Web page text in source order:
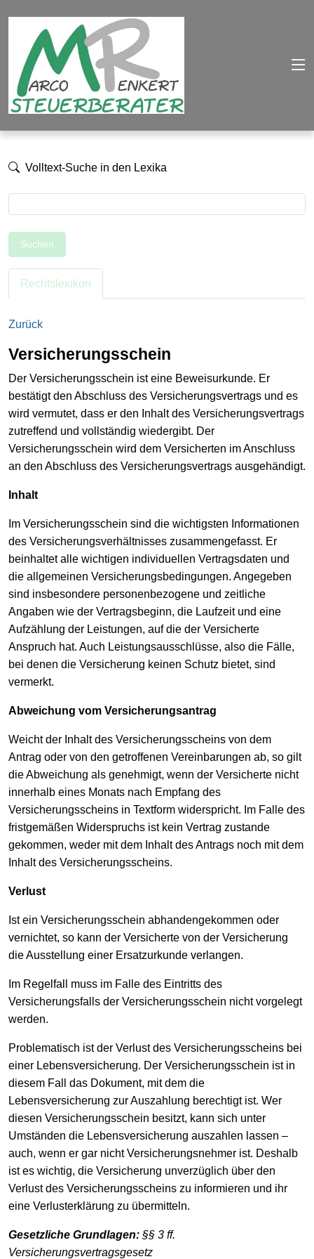
Volltext-Suche in den Lexika
Suchen
Rechtslexikon
Zurück
Versicherungsschein
Der Versicherungsschein ist eine Beweisurkunde. Er
bestätigt den Abschluss des Versicherungsvertrags und es
wird vermutet, dass er den Inhalt des Versicherungsvertrags
zutreffend und vollständig wiedergibt. Der
Versicherungsschein wird dem Versicherten im Anschluss
an den Abschluss des Versicherungsvertrags ausgehändigt.
Inhalt
Im Versicherungsschein sind die wichtigsten Informationen
des Versicherungsverhältnisses zusammengefasst. Er
beinhaltet alle wichtigen individuellen Vertragsdaten und
die allgemeinen Versicherungsbedingungen. Angegeben
sind insbesondere personenbezogene und zeitliche
Angaben wie der Vertragsbeginn, die Laufzeit und eine
Aufzählung der Leistungen, auf die der Versicherte
Anspruch hat. Auch Leistungsausschlüsse, also die Fälle,
bei denen die Versicherung keinen Schutz bietet, sind
vermerkt.
Abweichung vom Versicherungsantrag
Weicht der Inhalt des Versicherungsscheins von dem
Antrag oder von den getroffenen Vereinbarungen ab, so gilt
die Abweichung als genehmigt, wenn der Versicherte nicht
innerhalb eines Monats nach Empfang des
Versicherungsscheins in Textform widerspricht. Im Falle des
fristgemäßen Widerspruchs ist kein Vertrag zustande
gekommen, weder mit dem Inhalt des Antrags noch mit dem
Inhalt des Versicherungsscheins.
Verlust
Ist ein Versicherungsschein abhandengekommen oder
vernichtet, so kann der Versicherte von der Versicherung
die Ausstellung einer Ersatzurkunde verlangen.
Im Regelfall muss im Falle des Eintritts des
Versicherungsfalls der Versicherungsschein nicht vorgelegt
werden.
Problematisch ist der Verlust des Versicherungsscheins bei
einer Lebensversicherung. Der Versicherungsschein ist in
diesem Fall das Dokument, mit dem die
Lebensversicherung zur Auszahlung berechtigt ist. Wer
diesen Versicherungsschein besitzt, kann sich unter
Umständen die Lebensversicherung auszahlen lassen –
auch, wenn er gar nicht Versicherungsnehmer ist. Deshalb
ist es wichtig, die Versicherung unverzüglich über den
Verlust des Versicherungsscheins zu informieren und ihr
eine Verlusterklärung zu übermitteln.
Gesetzliche Grundlagen: §§ 3 ff.
Versicherungsvertragsgesetz